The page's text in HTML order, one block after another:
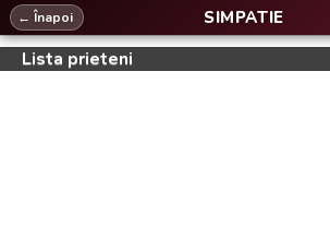
SIMPATIE
← Înapoi
Lista prieteni